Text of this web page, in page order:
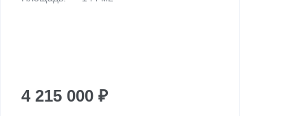
4 215 000 ₽